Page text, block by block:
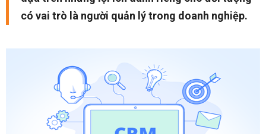
có vai trò là người quản lý trong doanh nghiệp.